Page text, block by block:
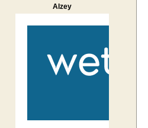
Alzey